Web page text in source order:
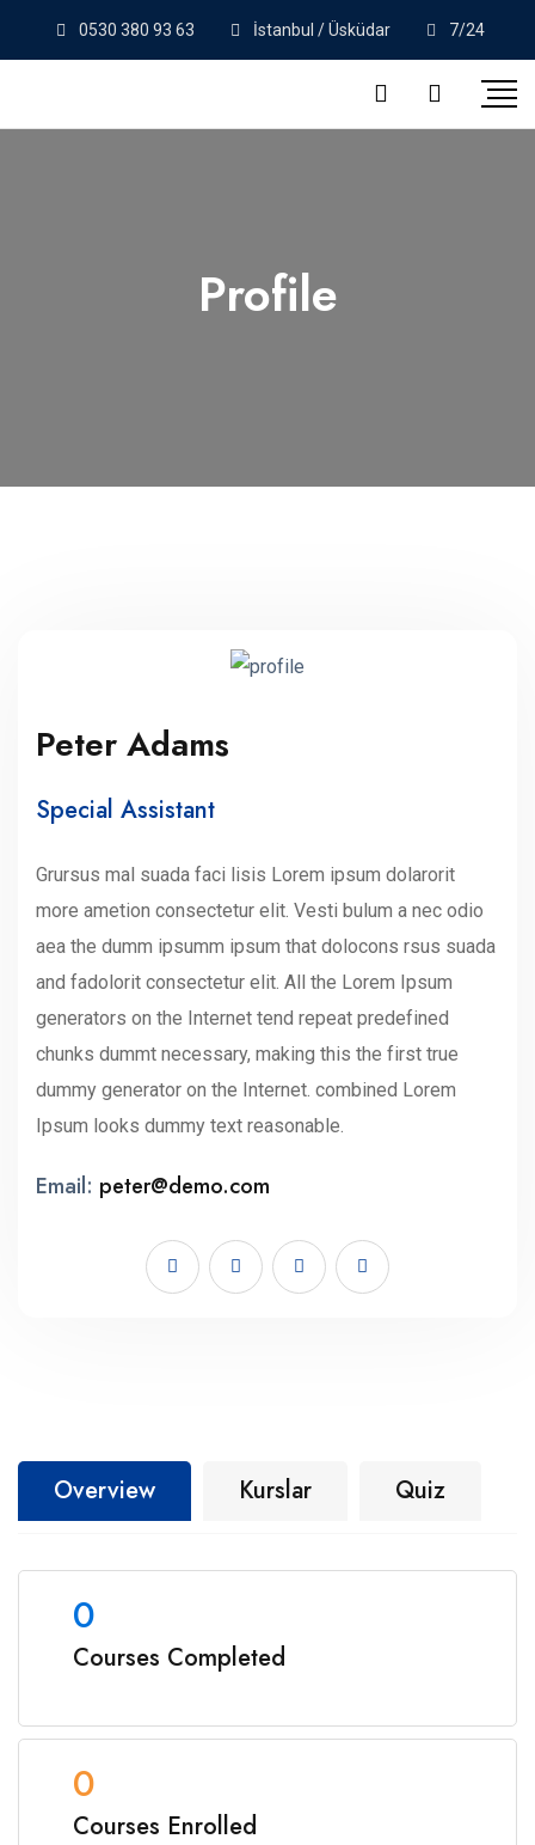
0530 380 93 63 İstanbul / Üsküdar 7/24
Profile
Peter Adams
Special Assistant
Grursus mal suada faci lisis Lorem ipsum dolarorit
more ametion consectetur elit. Vesti bulum a nec odio
aea the dumm ipsumm ipsum that dolocons rsus suada
and fadolorit consectetur elit. All the Lorem Ipsum
generators on the Internet tend repeat predefined
chunks dummt necessary, making this the first true
dummy generator on the Internet. combined Lorem
Ipsum looks dummy text reasonable.
Email: peter@demo.com
Overview Kurslar Quiz
0
Courses Completed
0
Courses Enrolled